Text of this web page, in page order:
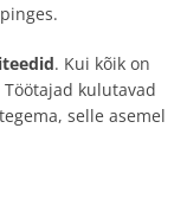
. Kui kõik on
kulutavad
selle asemel